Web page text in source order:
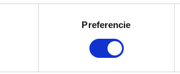
Preferencie